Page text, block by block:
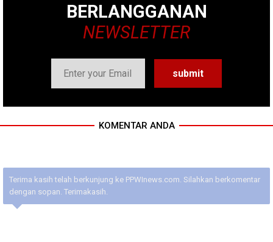
BERLANGGANAN
NEWSLETTER
KOMENTAR ANDA
Terima kasih telah berkunjung ke PPWInews.com. Silahkan berkomentar
dengan sopan. Terimakasih.